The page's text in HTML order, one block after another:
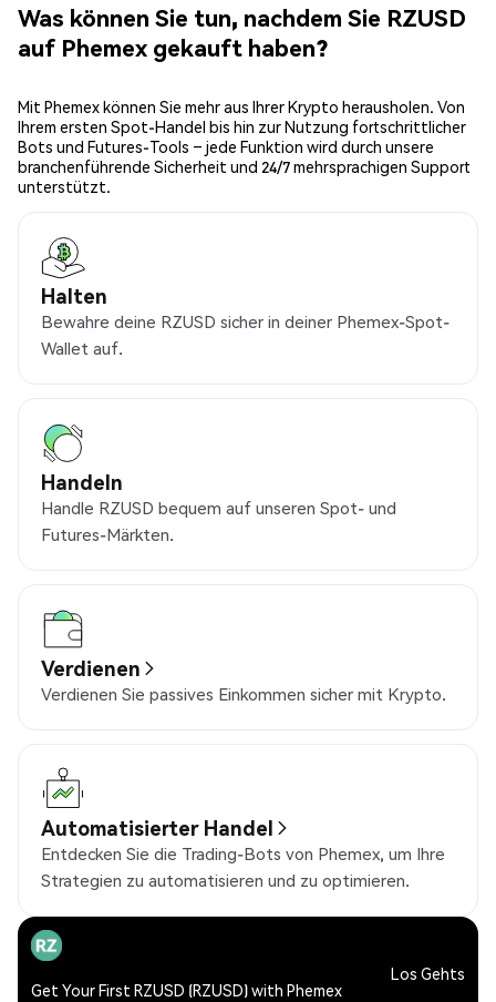
Was können Sie tun, nachdem Sie RZUSD
auf Phemex gekauft haben?
Mit Phemex können Sie mehr aus Ihrer Krypto herausholen. Von
Ihrem ersten Spot-Handel bis hin zur Nutzung fortschrittlicher
Bots und Futures-Tools – jede Funktion wird durch unsere
branchenführende Sicherheit und 24/7 mehrsprachigen Support
unterstützt.
Halten
Bewahre deine RZUSD sicher in deiner Phemex-Spot-
Wallet auf.
Handeln
Handle RZUSD bequem auf unseren Spot- und
Futures-Märkten.
Verdienen
Verdienen Sie passives Einkommen sicher mit Krypto.
Automatisierter Handel
Entdecken Sie die Trading-Bots von Phemex, um Ihre
Strategien zu automatisieren und zu optimieren.
Get Your First RZUSD (RZUSD) with Phemex
Los Gehts